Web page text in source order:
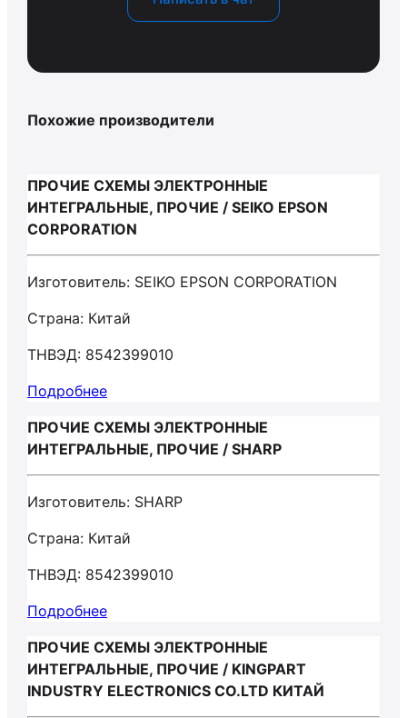
Похожие производители
ПРОЧИЕ СХЕМЫ ЭЛЕКТРОННЫЕ
ИНТЕГРАЛЬНЫЕ, ПРОЧИЕ / SEIKO EPSON
CORPORATION
Изготовитель: SEIKO EPSON CORPORATION
Страна: Китай
ТНВЭД: 8542399010
Подробнее
ПРОЧИЕ СХЕМЫ ЭЛЕКТРОННЫЕ
ИНТЕГРАЛЬНЫЕ, ПРОЧИЕ / SHARP
Изготовитель: SHARP
Страна: Китай
ТНВЭД: 8542399010
Подробнее
ПРОЧИЕ СХЕМЫ ЭЛЕКТРОННЫЕ
ИНТЕГРАЛЬНЫЕ, ПРОЧИЕ / KINGPART
INDUSTRY ELECTRONICS CO.LTD КИТАЙ